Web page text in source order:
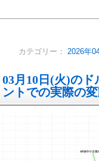
カテゴリー： 2026年
03月10日(火)の
ントでの実際の